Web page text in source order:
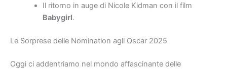
Il ritorno in auge di Nicole Kidman con il film
Babygirl.
Le Sorprese delle Nomination agli Oscar 2025
Oggi ci addentriamo nel mondo affascinante delle